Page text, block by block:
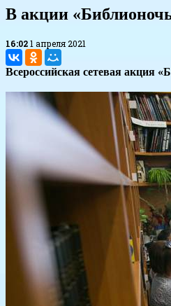
В акции
16:021 апреля 2021
Всероссийская сетевая акция